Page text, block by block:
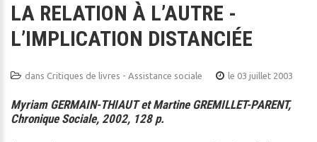
LA RELATION À L’AUTRE -
L’IMPLICATION DISTANCIÉE
dans Critiques de livres - Assistance sociale le 03 juillet 2003
Myriam GERMAIN-THIAUT et Martine GREMILLET-PARENT,
Chronique Sociale, 2002, 128 p.